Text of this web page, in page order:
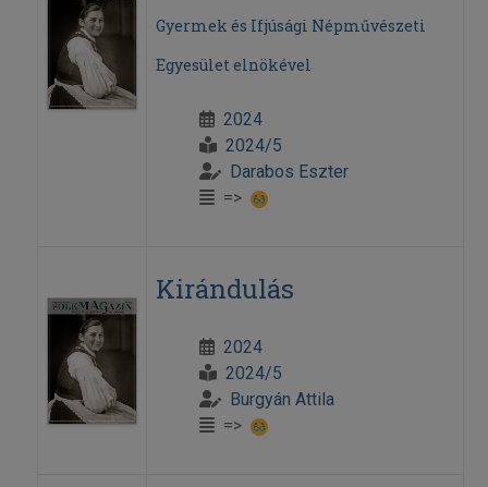
Gyermek és Ifjúsági Népművészeti
Egyesület elnökével
2024
2024/5
Darabos Eszter
=>
Kirándulás
2024
2024/5
Burgyán Attila
=>